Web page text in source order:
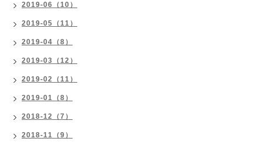
2019-06（10）
2019-05（11）
2019-04（8）
2019-03（12）
2019-02（11）
2019-01（8）
2018-12（7）
2018-11（9）